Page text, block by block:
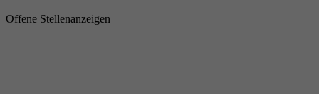
Offene Stellenanzeigen